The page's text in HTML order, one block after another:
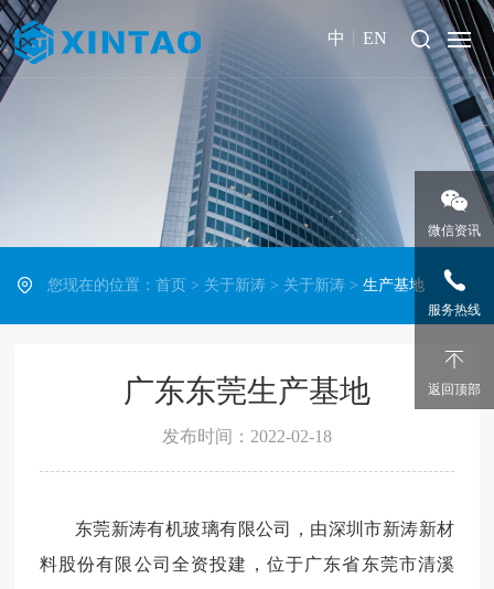
中 EN
您现在的位置：首页 > 关于新涛 > 关于新涛 >生产基地
广东东莞生产基地
发布时间：2022-02-18
东莞新涛有机玻璃有限公司，由深圳市新涛新材
料股份有限公司全资投建，位于广东省东莞市清溪
微信资讯
服务热线
返回顶部